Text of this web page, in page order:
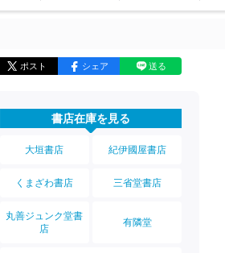
ポスト シェア 送る
書店在庫を見る
大垣書店 紀伊國屋書店
くまざわ書店 三省堂書店
丸善ジュンク堂書
店
有隣堂